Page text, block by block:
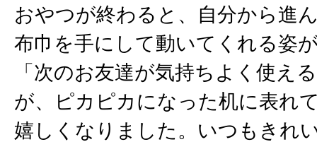
おやつが終わると、自分から進
布巾を手にして動いてくれる姿
「次のお友達が気持ちよく使え
が、ピカピカになった机に表れ
嬉しくなりました。いつもきれ